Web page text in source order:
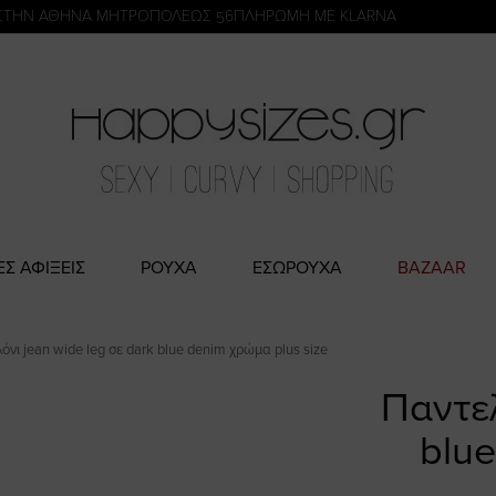
ΑΘΗΝΑ ΜΗΤΡΟΠΟΛΕΩΣ 56ΠΛΗΡΩΜΗ ΜΕ KLARNA
ΑΦΙΞΕΙΣ ΡΟΥΧΑ ΕΣΩΡΟΥΧΑ BAZAAR
jean wide leg σε dark blue denim χρώμα plus size